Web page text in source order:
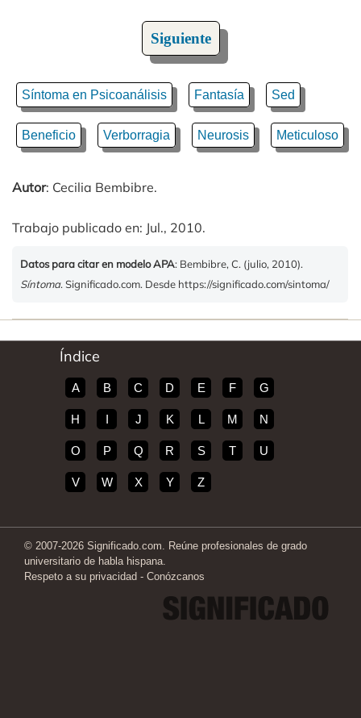
Siguiente
Síntoma en Psicoanálisis Fantasía Sed
Beneficio Verborragia Neurosis Meticuloso
Autor: Cecilia Bembibre.
Trabajo publicado en: Jul., 2010.
Datos para citar en modelo APA: Bembibre, C. (julio, 2010).
Síntoma. Significado.com. Desde https://significado.com/sintoma/
Índice
A B C D E F G
H I J K L M N
O P Q R S T U
V W X Y Z
© 2007-2026 Significado.com. Reúne profesionales de grado
universitario de habla hispana.
Respeto a su privacidad - Conózcanos